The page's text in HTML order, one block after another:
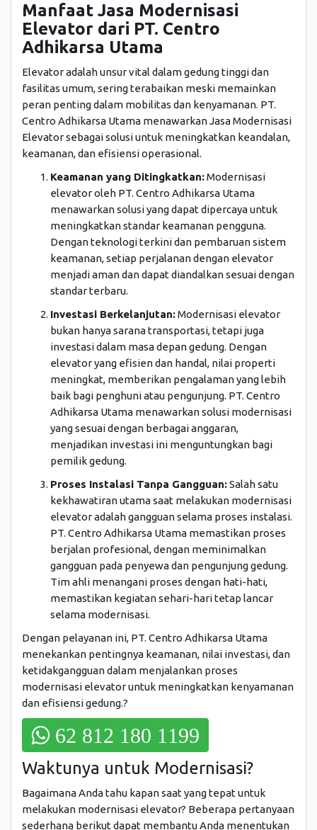
Manfaat Jasa Modernisasi
Elevator dari PT. Centro
Adhikarsa Utama
Elevator adalah unsur vital dalam gedung tinggi dan
fasilitas umum, sering terabaikan meski memainkan
peran penting dalam mobilitas dan kenyamanan. PT.
Centro Adhikarsa Utama menawarkan Jasa Modernisasi
Elevator sebagai solusi untuk meningkatkan keandalan,
keamanan, dan efisiensi operasional.
Keamanan yang Ditingkatkan:Modernisasi
elevator oleh PT. Centro Adhikarsa Utama
menawarkan solusi yang dapat dipercaya untuk
meningkatkan standar keamanan pengguna.
Dengan teknologi terkini dan pembaruan sistem
keamanan, setiap perjalanan dengan elevator
menjadi aman dan dapat diandalkan sesuai dengan
standar terbaru.
Investasi Berkelanjutan:Modernisasi elevator
bukan hanya sarana transportasi, tetapi juga
investasi dalam masa depan gedung. Dengan
elevator yang efisien dan handal, nilai properti
meningkat, memberikan pengalaman yang lebih
baik bagi penghuni atau pengunjung. PT. Centro
Adhikarsa Utama menawarkan solusi modernisasi
yang sesuai dengan berbagai anggaran,
menjadikan investasi ini menguntungkan bagi
pemilik gedung.
Proses Instalasi Tanpa Gangguan:Salah satu
kekhawatiran utama saat melakukan modernisasi
elevator adalah gangguan selama proses instalasi.
PT. Centro Adhikarsa Utama memastikan proses
berjalan profesional, dengan meminimalkan
gangguan pada penyewa dan pengunjung gedung.
Tim ahli menangani proses dengan hati-hati,
memastikan kegiatan sehari-hari tetap lancar
selama modernisasi.
Dengan pelayanan ini, PT. Centro Adhikarsa Utama
menekankan pentingnya keamanan, nilai investasi, dan
ketidakgangguan dalam menjalankan proses
modernisasi elevator untuk meningkatkan kenyamanan
dan efisiensi gedung.?
62 812 180 1199
Waktunya untuk Modernisasi?
Bagaimana Anda tahu kapan saat yang tepat untuk
melakukan modernisasi elevator? Beberapa pertanyaan
sederhana berikut dapat membantu Anda menentukan